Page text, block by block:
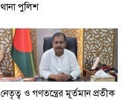
থানা পুলিশ
নেতৃত্ব ও গণতন্ত্রের মূর্তমান প্রতীক